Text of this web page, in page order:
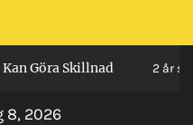
Göra Skillnad 2 år sedan
8, 2026